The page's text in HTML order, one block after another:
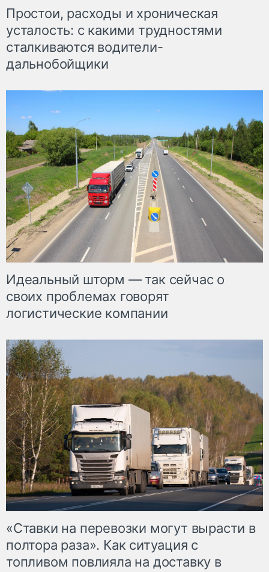
Простои, расходы и хроническая
усталость: с какими трудностями
сталкиваются водители-
дальнобойщики
Идеальный шторм — так сейчас о
своих проблемах говорят
логистические компании
«Ставки на перевозки могут вырасти в
полтора раза». Как ситуация с
топливом повлияла на доставку в